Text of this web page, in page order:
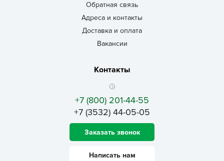
Обратная связь
Адреса и контакты
Доставка и оплата
Вакансии
Контакты
+7 (800) 201-44-55
+7 (3532) 44-05-05
Заказать звонок
Написать нам